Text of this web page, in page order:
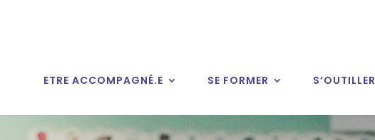
ETRE ACCOMPAGNÉ.E SE FORMER S’OUTILLER